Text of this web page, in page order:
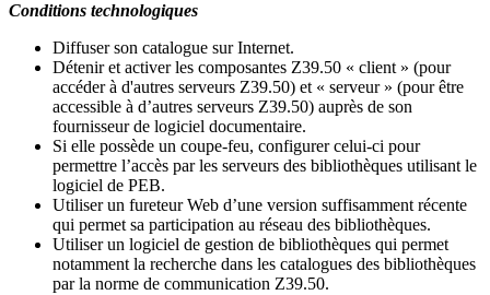
Conditions technologiques
Diffuser son catalogue sur Internet.
Détenir et activer les composantes Z39.50 « client » (pour
accéder à d'autres serveurs Z39.50) et « serveur » (pour être
accessible à d’autres serveurs Z39.50) auprès de son
fournisseur de logiciel documentaire.
Si elle possède un coupe-feu, configurer celui-ci pour
permettre l’accès par les serveurs des bibliothèques utilisant le
logiciel de PEB.
Utiliser un fureteur Web d’une version suffisamment récente
qui permet sa participation au réseau des bibliothèques.
Utiliser un logiciel de gestion de bibliothèques qui permet
notamment la recherche dans les catalogues des bibliothèques
par la norme de communication Z39.50.